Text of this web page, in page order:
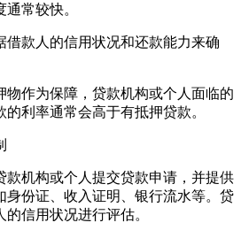
常较快。
借款人的信用状况和还款能力来确
物作为保障，贷款机构或个人面临的
利率通常会高于有抵押贷款。
款机构或个人提交贷款申请，并提供
身份证、收入证明、银行流水等。贷
信用状况进行评估。